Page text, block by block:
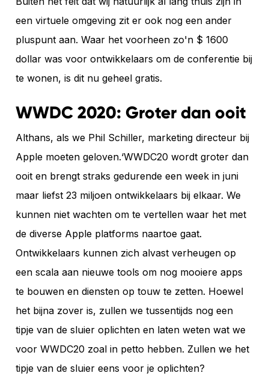
een virtuele omgeving zit er ook nog een ander
pluspunt aan. Waar het voorheen zo'n $ 1600
dollar was voor ontwikkelaars om de conferentie bij
te wonen, is dit nu geheel gratis.
WWDC 2020: Groter dan ooit
Althans, als we Phil Schiller, marketing directeur bij
Apple moeten geloven.‘WWDC20 wordt groter dan
ooit en brengt straks gedurende een week in juni
maar liefst 23 miljoen ontwikkelaars bij elkaar. We
kunnen niet wachten om te vertellen waar het met
de diverse Apple platforms naartoe gaat.
Ontwikkelaars kunnen zich alvast verheugen op
een scala aan nieuwe tools om nog mooiere apps
te bouwen en diensten op touw te zetten. Hoewel
het bijna zover is, zullen we tussentijds nog een
tipje van de sluier oplichten en laten weten wat we
voor WWDC20 zoal in petto hebben. Zullen we het
tipje van de sluier eens voor je oplichten?